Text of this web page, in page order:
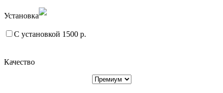
Установка
С установкой 1500 р.
Качество